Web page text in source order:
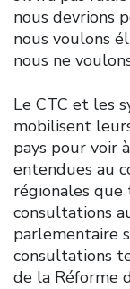
nous devrions
nous voulons
nous ne
Le CTC et les
mobilisent
pays pour voir
entendues au
régionales que
consultations
parlementaire
consultations
de la Réforme